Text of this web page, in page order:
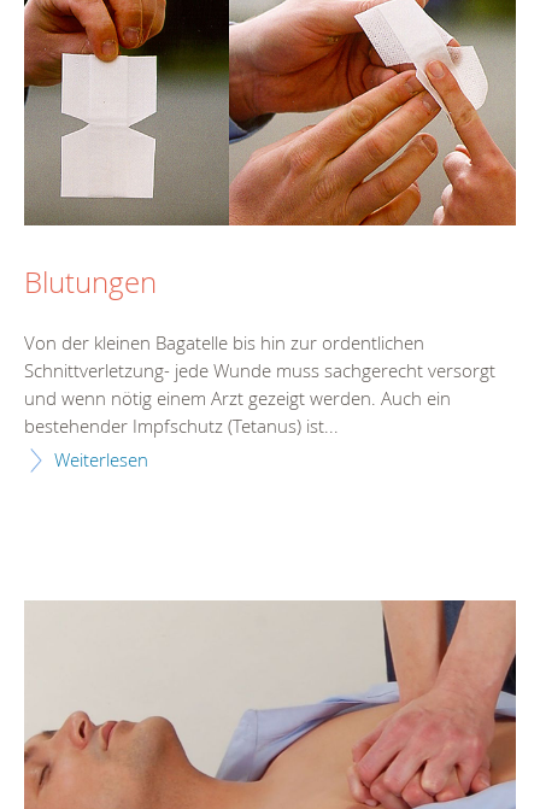
Blutungen
Von der kleinen Bagatelle bis hin zur ordentlichen
Schnittverletzung- jede Wunde muss sachgerecht versorgt
und wenn nötig einem Arzt gezeigt werden. Auch ein
bestehender Impfschutz (Tetanus) ist...
Weiterlesen